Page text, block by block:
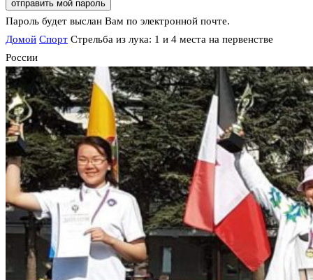
Пароль будет выслан Вам по электронной почте.
Домой Спорт Стрельба из лука: 1 и 4 места на первенстве
России